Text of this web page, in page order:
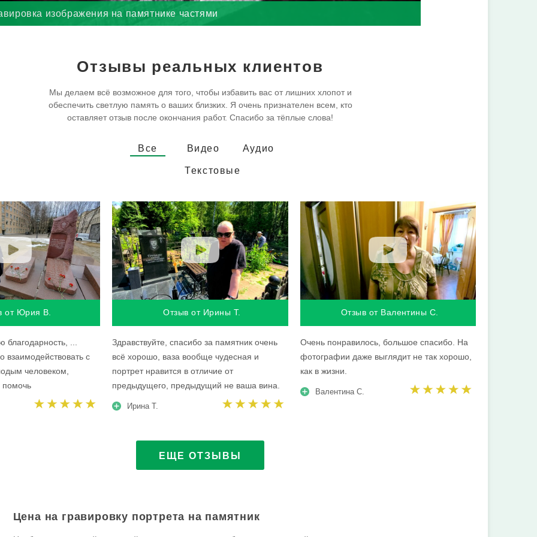
изображения на памятнике частями
Отзывы реальных клиентов
Мы делаем всё возможное для того, чтобы избавить вас от лишних хлопот и
обеспечить светлую память о ваших близких. Я очень признателен всем, кто
оставляет отзыв после окончания работ. Спасибо за тёплые слова!
Все Видео Аудио
Текстовые
от Юрия В.
...
взаимодействовать с
человеком,
помочь
Отзыв от Ирины Т.
Здравствуйте, спасибо за памятник очень
всё хорошо, ваза вообще чудесная и
портрет нравится в отличие от
предыдущего, предыдущий не ваша вина.
Ирина Т.
Отзыв от Валентины С.
Очень понравилось, большое спасибо. На
фотографии даже выглядит не так хорошо,
как в жизни.
Валентина С.
ЕЩЕ ОТЗЫВЫ
Цена на гравировку портрета на памятник